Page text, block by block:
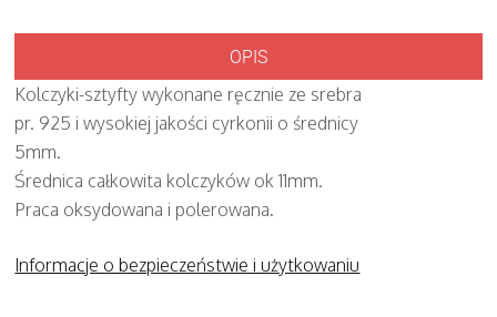
OPIS
Kolczyki-sztyfty wykonane ręcznie ze srebra
pr. 925 i wysokiej jakości cyrkonii o średnicy
5mm.
Średnica całkowita kolczyków ok 11mm.
Praca oksydowana i polerowana.
Informacje o bezpieczeństwie i użytkowaniu